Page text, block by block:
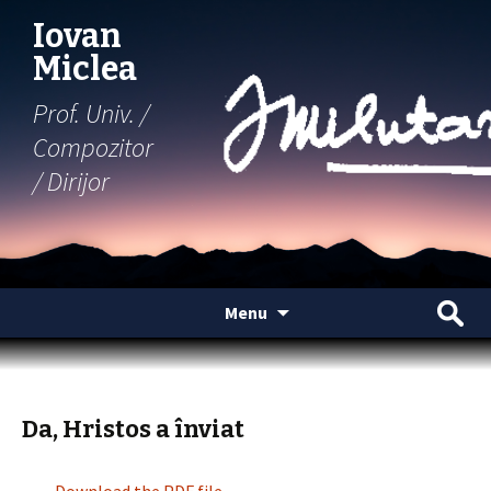
Iovan
Miclea
Prof. Univ. /
Compozitor
/ Dirijor
Menu
content
Search
for:
Da, Hristos a înviat